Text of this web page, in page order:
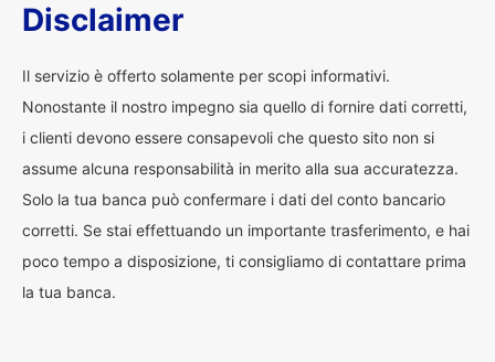
Disclaimer
Il servizio è offerto solamente per scopi informativi.
Nonostante il nostro impegno sia quello di fornire dati corretti,
i clienti devono essere consapevoli che questo sito non si
assume alcuna responsabilità in merito alla sua accuratezza.
Solo la tua banca può confermare i dati del conto bancario
corretti. Se stai effettuando un importante trasferimento, e hai
poco tempo a disposizione, ti consigliamo di contattare prima
la tua banca.